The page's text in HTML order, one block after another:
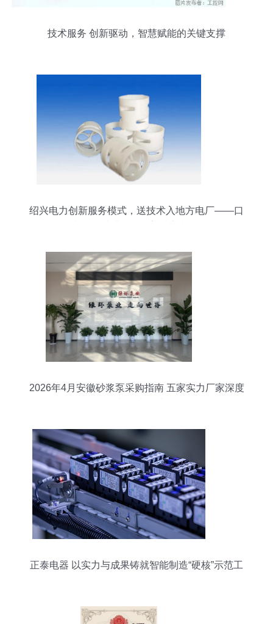
技术服务 创新驱动，智慧赋能的关键支撑
绍兴电力创新服务模式，送技术入地方电厂——口
2026年4月安徽砂浆泵采购指南 五家实力厂家深度
正泰电器 以实力与成果铸就智能制造“硬核”示范工